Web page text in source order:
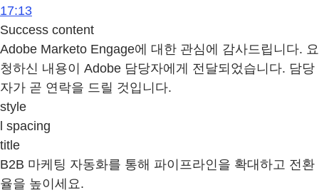
17:13
Success content
Adobe Marketo Engage에 대한 관심에 감사드립니다. 요
청하신 내용이 Adobe 담당자에게 전달되었습니다. 담당
자가 곧 연락을 드릴 것입니다.
style
l spacing
title
B2B 마케팅 자동화를 통해 파이프라인을 확대하고 전환
율을 높이세요.